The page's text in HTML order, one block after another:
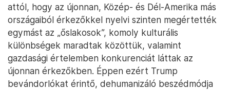
attól, hogy az újonnan, Közép- és Dél-Amerika más
országaiból érkezőkkel nyelvi szinten megértették
egymást az „őslakosok”, komoly kulturális
különbségek maradtak közöttük, valamint
gazdasági értelemben konkurenciát láttak az
újonnan érkezőkben. Éppen ezért Trump
bevándorlókat érintő, dehumanizáló beszédmódja